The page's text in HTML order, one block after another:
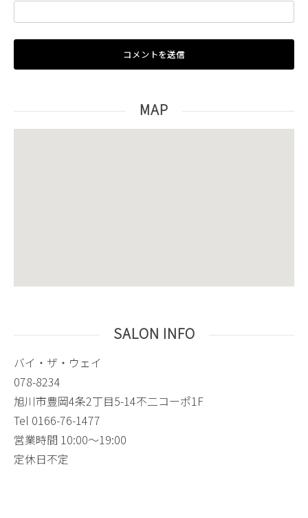
MAP
SALON INFO
バイ・ザ・ウェイ
078-8234
旭川市豊岡4条2丁目5-14不二コーポ1F
Tel 0166-76-1477
営業時間 10:00〜19:00
定休日不定